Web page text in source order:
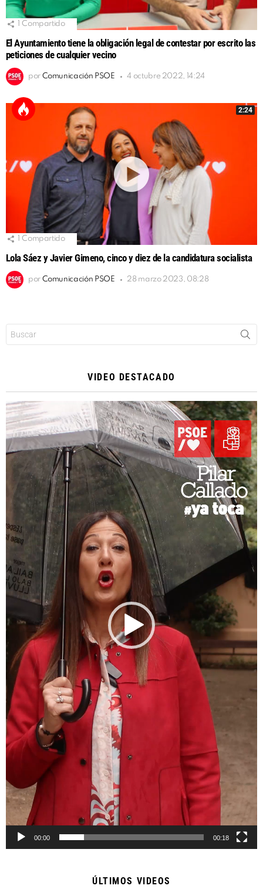
Compartido
El Ayuntamiento tiene la obligación legal de contestar por escrito las
peticiones de cualquier vecino
por Comunicación PSOE 4 octubre 2022, 14:24
2:24
Compartido
Lola Sáez y Javier Gimeno, cinco y diez de la candidatura socialista
por Comunicación PSOE 28 marzo 2023, 08:28
VIDEO DESTACADO
Reproductor
de
vídeo
00:00 00:18
ÚLTIMOS VIDEOS